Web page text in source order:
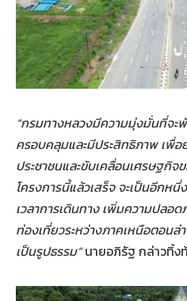
“กรมทางหลวงมีความมุ่งมั่นที่จะ
ครอบคลุมและมีประสิทธิภาพ เพื่
ประชาชนและขับเคลื่อนเศรษฐกิจ
โครงการนี้แล้วเสร็จ จะเป็นอีกห
เวลาการเดินทาง เพิ่มความปลอ
ท่องเที่ยวระหว่างภาคเหนือตอน
เป็นรูปธรรม”นายอภิรัฐ กล่าวทิ้ง